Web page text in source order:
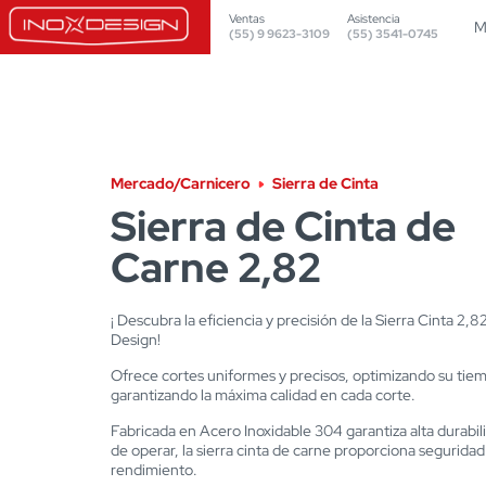
Ventas
(55) 9 9623-3109
Asistencia
(55) 3541-0745
Mercado/Carnicero Sierra de Cinta
Sierra de Cinta de
Carne 2,82
¡ Descubra la eficiencia y precisión de la Sierra Cinta
Design!
Ofrece cortes uniformes y precisos, optimizando su
garantizando la máxima calidad en cada corte.
Fabricada en Acero Inoxidable 304 garantiza alta
de operar, la sierra cinta de carne proporciona
rendimiento.